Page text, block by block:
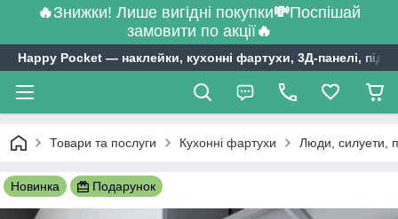
🔥Знижки! Лише вигідні покупки💸Поспішай
замовити по акції🔥
Happy Pocket ― наклейки, кухонні фартухи, 3Д-панелі,
Товари та послуги Кухонні фартухи Люди, силуети,
Новинка Подарунок